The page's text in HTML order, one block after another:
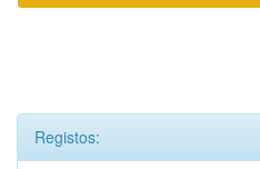
Registos: